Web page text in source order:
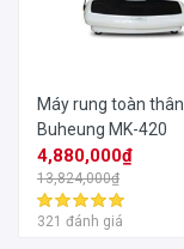
Máy rung toàn thân
Buheung MK-420
4,880,000₫
13,824,000₫
321 đánh giá